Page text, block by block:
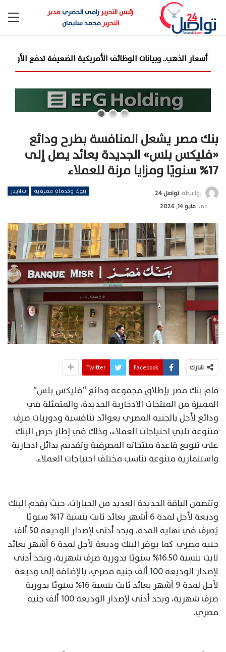
رئيس التحريررامي الحضريمدير
التحريرمحمد سليمان
بنك مصر يشعل المنافسة بطرح ودائع
«فليكس بلس» الجديدة بعائد يصل إلى
17% سنويًا ومزايا مرنة للعملاء
بنوك وخدمات مصرفية سلايدر بواسطة تواصل 24
في مايو 14, 2026
شارك Facebook
Twitter
قام بنك مصر بإطلاق مجموعة ودائع “فليكس بلس”
المميزة من المنتجات الادخارية الجديدة، والمتمثلة في
ودائع لأجل بالجنيه المصري بعوائد تنافسية ودوريات صرف
متنوعة تلبي احتياجات العملاء، وذلك في إطار حرص البنك
على تنويع قاعدة منتجاته المصرفية وتقديم بدائل ادخارية
واستثمارية متنوعة تناسب مختلف احتياجات العملاء.
وتتضمن الباقة الجديدة العديد من الخيارات، حيث يقدم البنك
وديعة لأجل لمدة 6 أشهر بعائد ثابت بنسبة 17% سنويًا
يُصرف في نهاية المدة، وبحد أدنى لإصدار الوديعة 50 ألف
جنيه مصري. كما يوفر البنك وديعة لأجل لمدة 6 أشهر بعائد
ثابت بنسبة 16.50% سنويًا بدورية صرف شهرية، وبحد أدنى
لإصدار الوديعة 100 ألف جنيه مصري، بالإضافة إلى وديعة
لأجل لمدة 9 أشهر بعائد ثابت بنسبة 16% سنويًا بدورية
صرف شهرية، وبحد أدنى لإصدار الوديعة 100 ألف جنيه
مصري.